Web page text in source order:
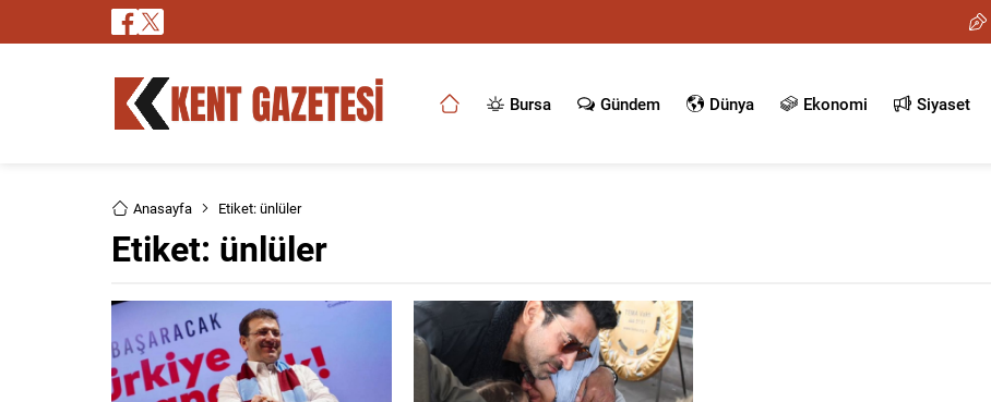
Bursa Gündem Dünya Ekonomi Siyaset
Anasayfa Etiket: ünlüler
Etiket: ünlüler